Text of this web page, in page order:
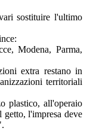
sostituire l'ultimo
Modena, Parma,
extra restano in
territoriali
plastico, all'operaio
getto, l'impresa deve